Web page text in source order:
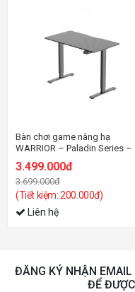
Bàn chơi game nâng hạ
WARRIOR – Paladin Series –
WGT604 (Đen)
3.499.000đ
3.699.000đ
(Tiết kiệm: 200.000đ)
Liên hệ
ĐĂNG KÝ NHẬN EMAIL
ĐỂ